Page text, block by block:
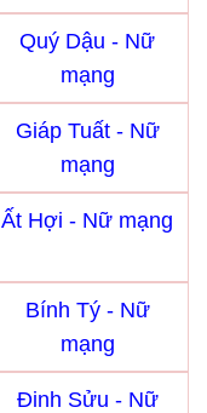
Quý Dậu - Nữ
mạng
Giáp Tuất - Nữ
mạng
Ất Hợi - Nữ mạng
Bính Tý - Nữ
mạng
Đinh Sửu - Nữ